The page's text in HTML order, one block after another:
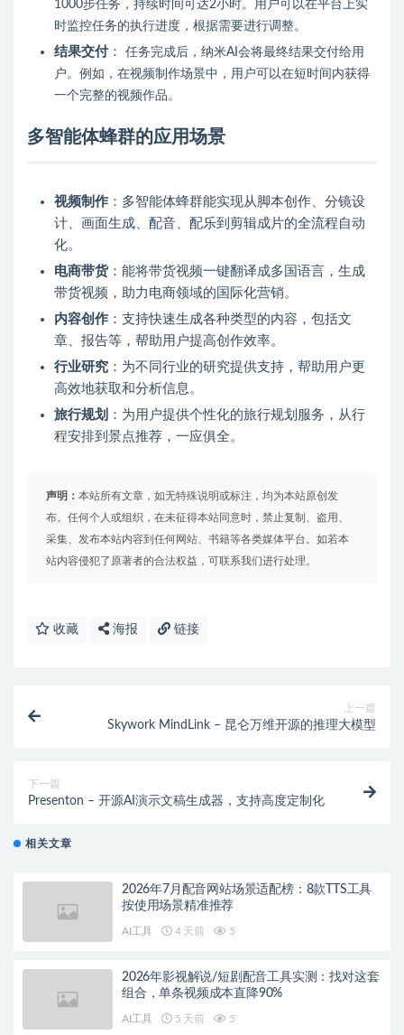
1000步任务，持续时间可达2小时。用户可以在平台上实
时监控任务的执行进度，根据需要进行调整。
结果交付： 任务完成后，纳米AI会将最终结果交付给用
户。例如，在视频制作场景中，用户可以在短时间内获得
一个完整的视频作品。
多智能体蜂群的应用场景
视频制作 ：多智能体蜂群能实现从脚本创作、分镜设
计、画面生成、配音、配乐到剪辑成片的全流程自动
化。
电商带货：能将带货视频一键翻译成多国语言，生成
带货视频，助力电商领域的国际化营销。
内容创作 ：支持快速生成各种类型的内容，包括文
章、报告等，帮助用户提高创作效率。
行业研究 ：为不同行业的研究提供支持，帮助用户更
高效地获取和分析信息。
旅行规划 ：为用户提供个性化的旅行规划服务，从行
程安排到景点推荐，一应俱全。
声明： 本站所有文章，如无特殊说明或标注，均为本站原创发
布。任何个人或组织，在未征得本站同意时，禁止复制、盗用、
采集、发布本站内容到任何网站、书籍等各类媒体平台。如若本
站内容侵犯了原著者的合法权益，可联系我们进行处理。
收藏 海报 链接
上一篇
Skywork MindLink – 昆仑万维开源的推理大模型
下一篇
Presenton – 开源AI演示文稿生成器，支持高度定制化
相关文章
2026年7月配音网站场景适配榜：8款TTS工具
按使用场景精准推荐
AI工具 4 天前 5
2026年影视解说/短剧配音工具实测：找对这套
组合，单条视频成本直降90%
AI工具 5 天前 5